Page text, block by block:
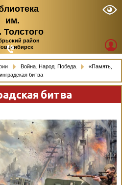
им.
Толстого
район
Война. Народ. Победа.
«Память,
битва
битва